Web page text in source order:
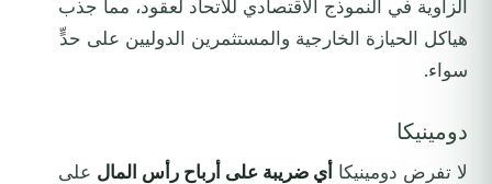
الزاوية في النموذج الاقتصادي للاتحاد لعقود، مما جذب
هياكل الحيازة الخارجية والمستثمرين الدوليين على حدٍّ
سواء.
دومينيكا
لا تفرض دومينيكا أي ضريبة على أرباح رأس المال على